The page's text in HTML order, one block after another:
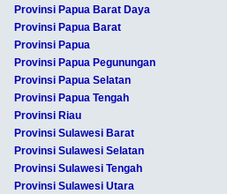
Provinsi Papua Barat Daya
Provinsi Papua Barat
Provinsi Papua
Provinsi Papua Pegunungan
Provinsi Papua Selatan
Provinsi Papua Tengah
Provinsi Riau
Provinsi Sulawesi Barat
Provinsi Sulawesi Selatan
Provinsi Sulawesi Tengah
Provinsi Sulawesi Utara